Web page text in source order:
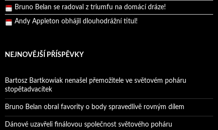
Bruno Belan se radoval z triumfu na domácí dráze!
Andy Appleton obhájil dlouhodrážní titul!
NEJNOVĚJŠÍ PŘÍSPĚVKY
Bartosz Bartkowiak nenašel přemožitele ve světovém poháru
stopětadvacítek
Bruno Belan obral favority o body spravedlivě rovným dílem
Dánové uzavřeli finálovou společnost světového poháru